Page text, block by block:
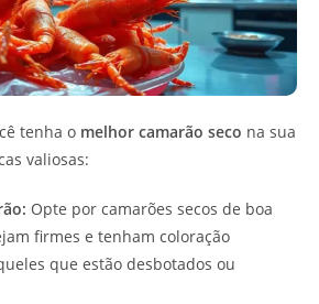
tenha o melhor camarão seco na sua
valiosas:
Opte por camarões secos de boa
firmes e tenham coloração
que estão desbotados ou